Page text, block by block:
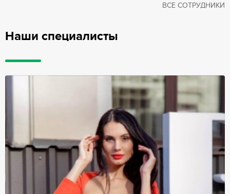
Наши специалисты
ВСЕ СОТРУДНИКИ